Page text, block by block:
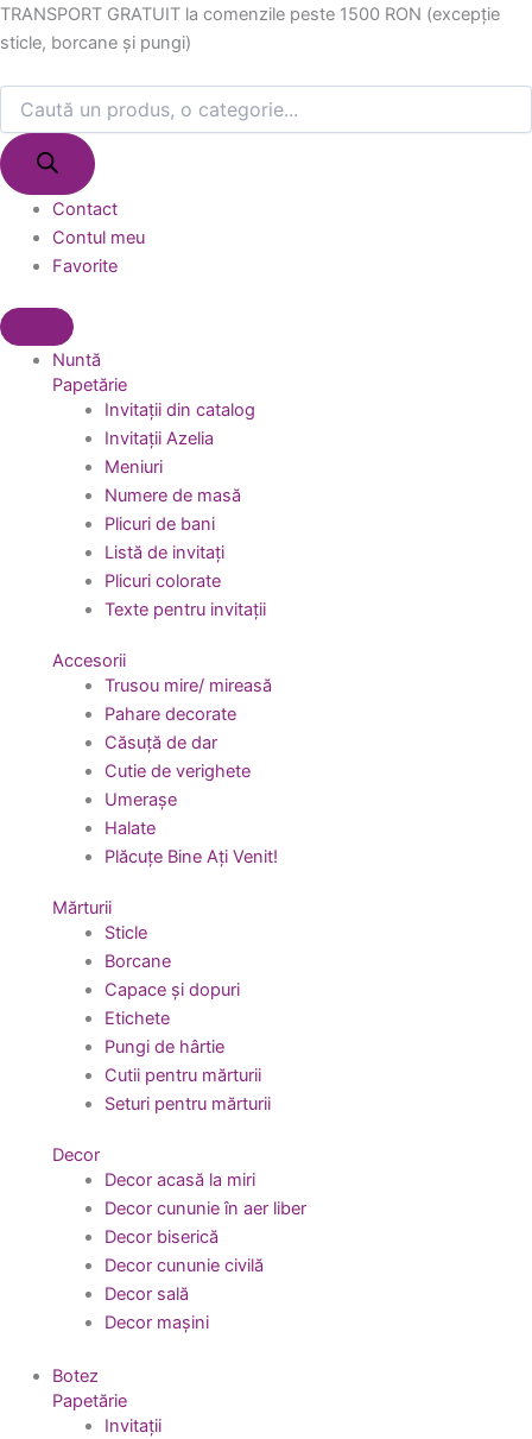
Skip
to
TRANSPORT GRATUIT la comenzile peste 1500 RON (excepție
sticle, borcane și pungi)
Products
search
Contact
Contul meu
Favorite
Nuntă
Papetărie
Invitații din catalog
Invitații Azelia
Meniuri
Numere de masă
Plicuri de bani
Listă de invitați
Plicuri colorate
Texte pentru invitații
Accesorii
Trusou mire/ mireasă
Pahare decorate
Căsuță de dar
Cutie de verighete
Umerașe
Halate
Plăcuțe Bine Ați Venit!
Mărturii
Sticle
Borcane
Capace și dopuri
Etichete
Pungi de hârtie
Cutii pentru mărturii
Seturi pentru mărturii
Decor
Decor acasă la miri
Decor cununie în aer liber
Decor biserică
Decor cununie civilă
Decor sală
Decor mașini
Botez
Papetărie
Invitații
Products
search